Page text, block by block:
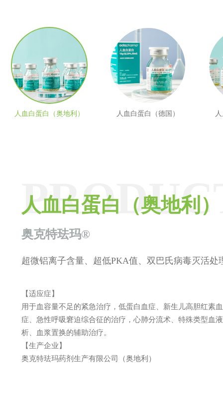
人血白蛋白（奥地利） 人血白蛋白（德国）
人血白蛋白（奥地利）
奥克特珐玛®
超微铝离子含量、超低PKA值、双巴氏病毒灭活处
【适应症】
用于血容量不足的紧急治疗，低蛋白血症、新生儿高胆红素血
症、急性呼吸窘迫综合征的治疗，心肺分流术、特殊类型血
析、血浆置换的辅助治疗。
【生产企业】
奥克特珐玛药剂生产有限公司（奥地利）
人血白蛋白（德国）
人血白蛋白（瑞典）
人血白蛋白（法国）
注射用头孢呋辛钠